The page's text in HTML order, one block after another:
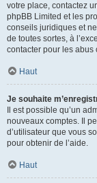
votre place, contactez
phpBB Limited et les
conseils juridiques et
de toutes sortes, à
contacter pour les abus
Haut
Je souhaite
Il est possible qu’un
nouveaux comptes. Il
d’utilisateur que vous
pour obtenir de l’aide.
Haut